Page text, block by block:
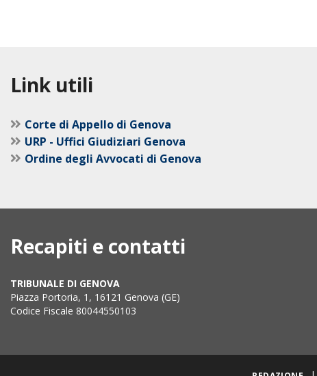
Link utili
Corte di Appello di Genova
URP - Uffici Giudiziari Genova
Ordine degli Avvocati di Genova
Recapiti e contatti
TRIBUNALE DI GENOVA
Piazza Portoria, 1, 16121 Genova (GE)
Codice Fiscale 80044550103